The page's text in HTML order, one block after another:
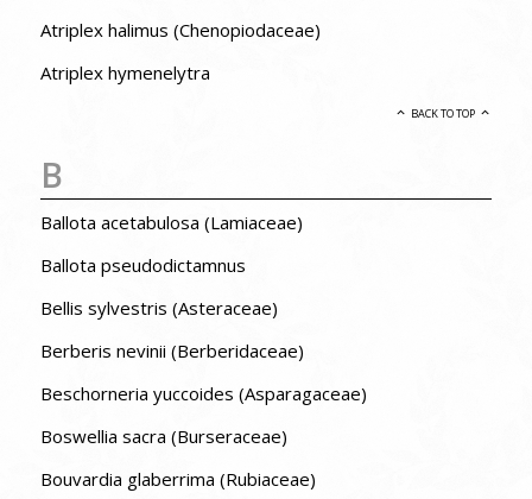
Atriplex halimus (Chenopiodaceae)
Atriplex hymenelytra
BACK TO TOP
B
Ballota acetabulosa (Lamiaceae)
Ballota pseudodictamnus
Bellis sylvestris (Asteraceae)
Berberis nevinii (Berberidaceae)
Beschorneria yuccoides (Asparagaceae)
Boswellia sacra (Burseraceae)
Bouvardia glaberrima (Rubiaceae)